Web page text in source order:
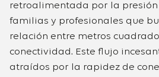
retroalimentada por la presión
familias y profesionales que
relación entre metros
conectividad. Este flujo
atraídos por la rapidez de